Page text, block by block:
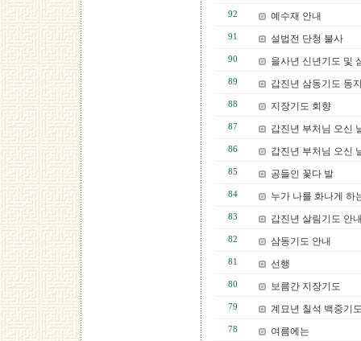
92 예수재 안내
91 설법전 단청 불사
90 을사년 신년기도 및
89 갑진년 삼동기도 동
88 지장기도 회향
87 갑진년 부처님 오신
86 갑진년 부처님 오신
85 공들인 꽃다 발
84 누가 나를 화나게 하
83 갑진년 살림기도 안
82 삼동기도 안내
81 선행
80 보름간 지장기도
79 계묘년 칠석 백중기
78 여름에는